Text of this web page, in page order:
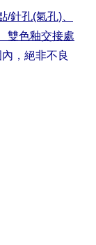
/針孔(氣孔)、
雙色釉交接處
，絕非不良